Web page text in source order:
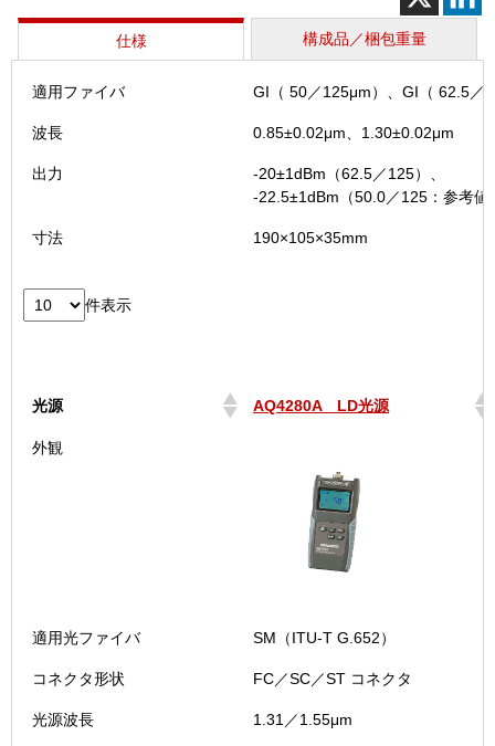
仕様 構成品／梱包重量
適用ファイバ GI（ 50／125μm）、GI（ 62.5／
波長 0.85±0.02μm、1.30±0.02μm
出力
-20±1dBm（62.5／125）、
-22.5±1dBm（50.0／125：参考値
寸法 190×105×35mm
件表示
光源
AQ4280A LD光源
光源
外観
適用光ファイバ SM（ITU-T G.652）
コネクタ形状 FC／SC／ST コネクタ
光源波長 1.31／1.55μm